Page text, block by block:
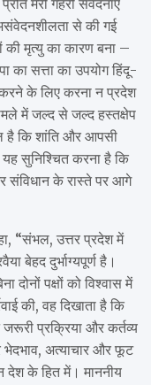
से की गई
की मृत्यु का कारण बना –
का सत्ता का उपयोग हिंदू-
के लिए करना न प्रदेश
में जल्द से जल्द हस्तक्षेप
है कि शांति और आपसी
सुनिश्चित करना है कि
संविधान के रास्ते पर आगे
“संभल, उत्तर प्रदेश में
बेहद दुर्भाग्यपूर्ण है।
दोनों पक्षों को विश्वास में
की, वह दिखाता है कि
प्रक्रिया और कर्तव्य
भेदभाव, अत्याचार और फूट
देश के हित में। माननीय